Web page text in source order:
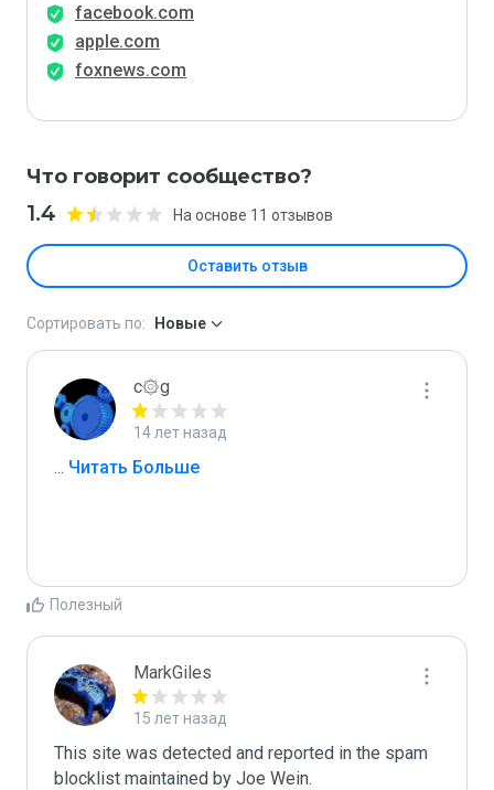
facebook.com
apple.com
foxnews.com
Что говорит сообщество?
1.4 На основе 11 отзывов
Оставить отзыв
Сортировать по: Новые
c۞g
14 лет назад
... Читать Больше
Полезный
MarkGiles
15 лет назад
This site was detected and reported in the spam
blocklist maintained by Joe Wein.